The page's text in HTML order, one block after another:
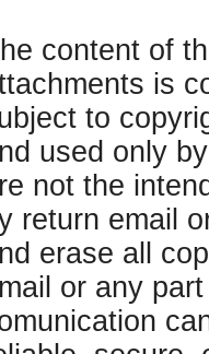
content of
is
to
used only
not the
return email
erase all
or any